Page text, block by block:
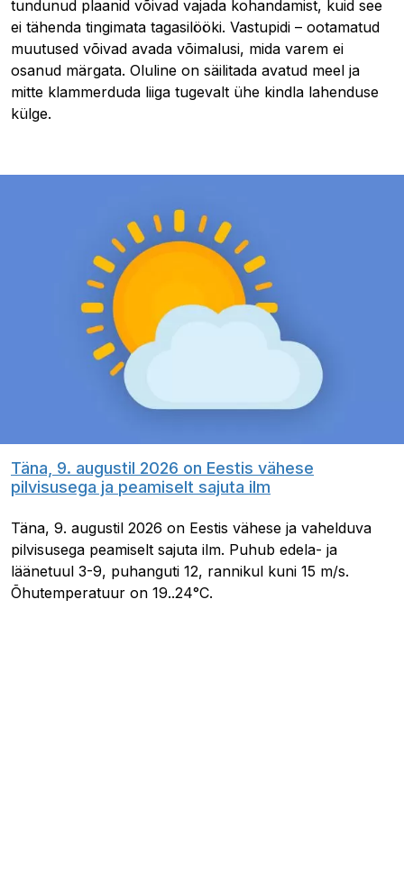
tundunud plaanid võivad vajada kohandamist, kuid see
ei tähenda tingimata tagasilööki. Vastupidi – ootamatud
muutused võivad avada võimalusi, mida varem ei
osanud märgata. Oluline on säilitada avatud meel ja
mitte klammerduda liiga tugevalt ühe kindla lahenduse
külge.
Täna, 9. augustil 2026 on Eestis vähese
pilvisusega ja peamiselt sajuta ilm
Täna, 9. augustil 2026 on Eestis vähese ja vahelduva
pilvisusega peamiselt sajuta ilm. Puhub edela- ja
läänetuul 3-9, puhanguti 12, rannikul kuni 15 m/s.
Õhutemperatuur on 19..24°C.